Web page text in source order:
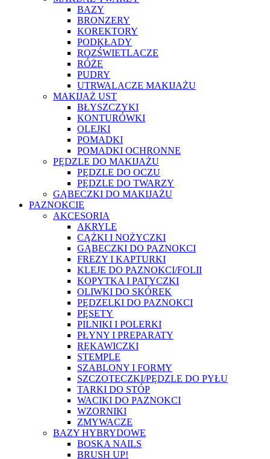
BAZY
BRONZERY
KOREKTORY
PODKŁADY
ROZŚWIETLACZE
RÓŻE
PUDRY
UTRWALACZE MAKIJAŻU
MAKIJAŻ UST
BŁYSZCZYKI
KONTURÓWKI
OLEJKI
POMADKI
POMADKI OCHRONNE
PĘDZLE DO MAKIJAŻU
PĘDZLE DO OCZU
PĘDZLE DO TWARZY
GĄBECZKI DO MAKIJAŻU
PAZNOKCIE
AKCESORIA
AKRYLE
CĄŻKI I NOŻYCZKI
GĄBECZKI DO PAZNOKCI
FREZY I KAPTURKI
KLEJE DO PAZNOKCI/FOLII
KOPYTKA I PATYCZKI
OLIWKI DO SKÓREK
PĘDZELKI DO PAZNOKCI
PĘSETY
PILNIKI I POLERKI
PŁYNY I PREPARATY
RĘKAWICZKI
STEMPLE
SZABLONY I FORMY
SZCZOTECZKI/PĘDZLE DO PYŁU
TARKI DO STÓP
WACIKI DO PAZNOKCI
WZORNIKI
ZMYWACZE
BAZY HYBRYDOWE
BOSKA NAILS
BRUSH UP!